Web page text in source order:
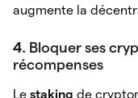
augmente la
4. Bloquer ses
récompenses
Le staking de